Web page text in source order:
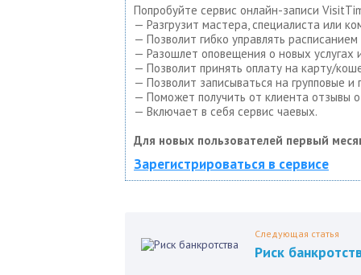
Попробуйте сервис онлайн-записи
— Разгрузит мастера, специалиста или
— Позволит гибко управлять расписанием
— Разошлет оповещения о новых услугах
— Позволит принять оплату на карту/
— Позволит записываться на групповые
— Поможет получить от клиента отзывы
— Включает в себя сервис чаевых.
Для новых пользователей первый
Зарегистрироваться в сервисе
Следующая статья
Риск